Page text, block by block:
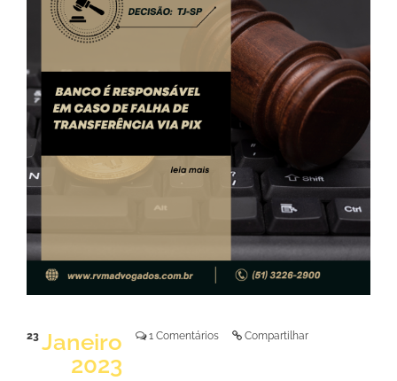
LER NOTÍCIA
23 Janeiro
2023
1 Comentários Compartilhar